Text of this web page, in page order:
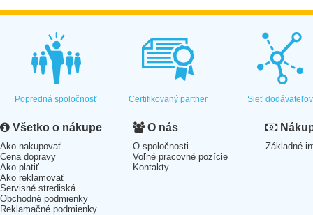
Popredná spoločnosť Certifikovaný partner Sieť dodávateľov
Všetko o nákupe
Ako nakupovať
Cena dopravy
Ako platiť
Ako reklamovať
Servisné strediská
Obchodné podmienky
Reklamačné podmienky
O nás
O spoločnosti
Voľné pracovné pozície
Kontakty
Základné